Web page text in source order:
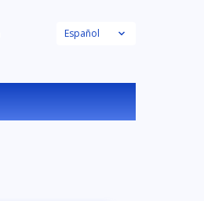
Español